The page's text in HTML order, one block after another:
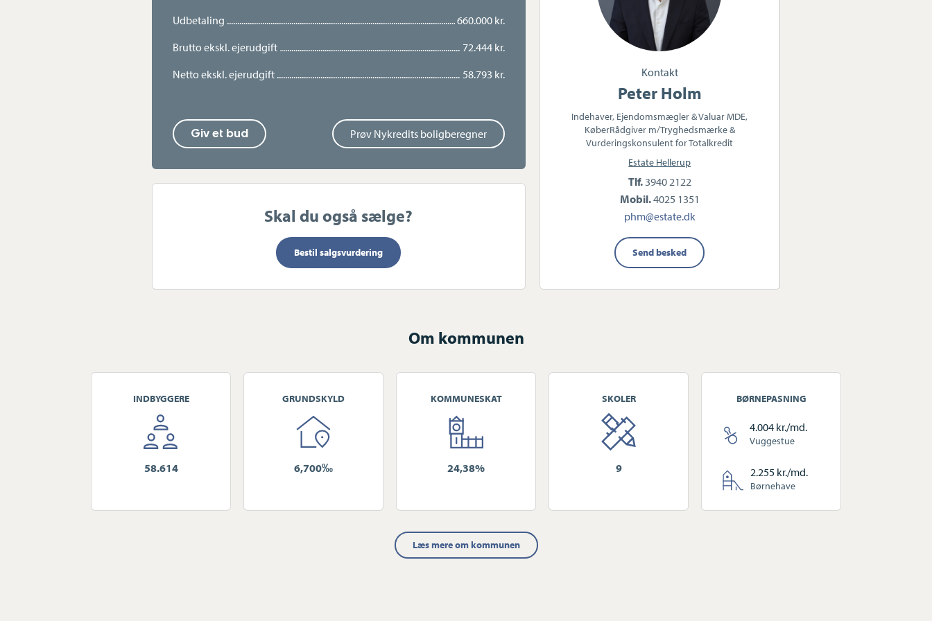
Ejendommen ligger attraktivt ved Dyrehaven og Fortunen, med kort afstand
til både Lyngby Hovedgade og Jægersborg Allé med hyggelige butikker og
Udbetaling
660.000 kr.
Brutto ekskl. ejerudgift
72.444 kr.
Netto ekskl. ejerudgift
58.793 kr.
Giv et bud Prøv Nykredits boligberegner
Skal du også sælge?
Bestil salgsvurdering
Kontakt
Peter Holm
Indehaver, Ejendomsmægler & Valuar MDE,
KøberRådgiver m/Tryghedsmærke &
Vurderingskonsulent for Totalkredit
Estate Hellerup
Tlf. 3940 2122
Mobil.4025 1351
phm@estate.dk
Send besked
Om kommunen
INDBYGGERE
58.614
GRUNDSKYLD
6,700‰
KOMMUNESKAT
24,38%
SKOLER
9
BØRNEPASNING
Vuggestue
4.004 kr./md.
Børnehave
2.255 kr./md.
Læs mere om kommunen